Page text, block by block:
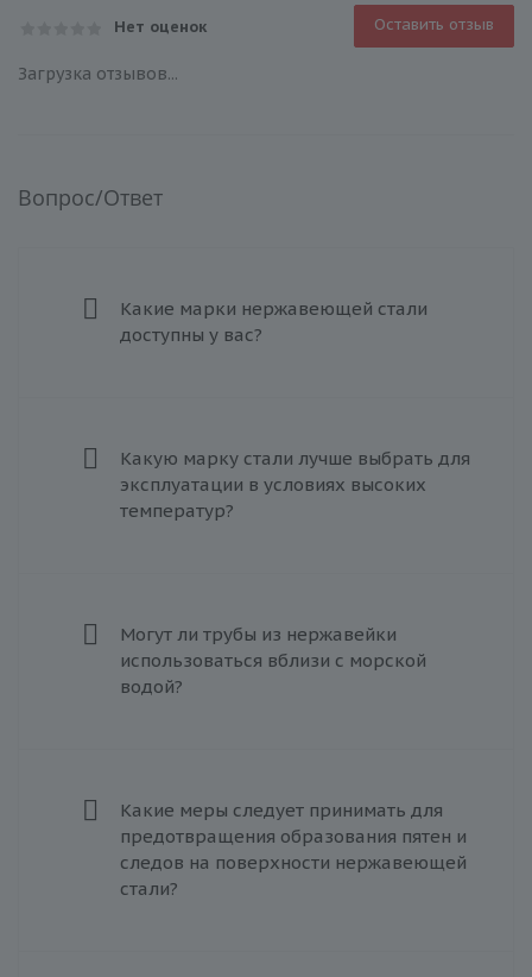
Нет оценок Оставить отзыв
Загрузка отзывов...
Вопрос/Ответ
Какие марки нержавеющей стали
доступны у вас?
Какую марку стали лучше выбрать для
эксплуатации в условиях высоких
температур?
Могут ли трубы из нержавейки
использоваться вблизи с морской
водой?
Какие меры следует принимать для
предотвращения образования пятен и
следов на поверхности нержавеющей
стали?